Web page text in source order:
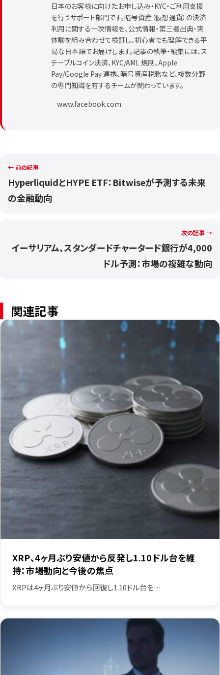
日本のお客様に向けたお申し込み・KYC・ご利用支援
を行うサポート部門です。暗号資産（仮想通貨）の決済
利用に関する一次情報を、公式情報・第三者出典・実
体験を組み合わせて検証し、初心者でも理解できる平
易な日本語でお届けします。記事の執筆・編集には、ス
テーブルコイン決済、KYC/AML 規制、Apple
Pay/Google Pay 連携、暗号資産税務など、複数分野
の専門知識を有するチームが関わっています。
www.facebook.com
← 前の記事
HyperliquidとHYPE ETF：Bitwiseが予測する未来
の金融動向
次の記事 →
イーサリアム、スタンダードチャータード銀行が4,000
ドル予測：市場の複雑な動向
関連記事
XRP、4ヶ月ぶり安値から反発し1.10ドル台を維
持：市場動向と今後の焦点
XRPは4ヶ月ぶり安値から回復し1.10ドル台を…